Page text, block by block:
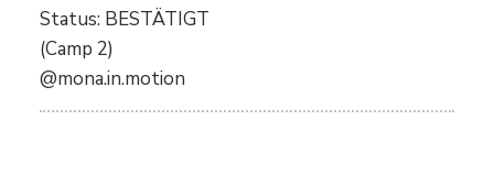
Status: BESTÄTIGT
(Camp 2)
@mona.in.motion